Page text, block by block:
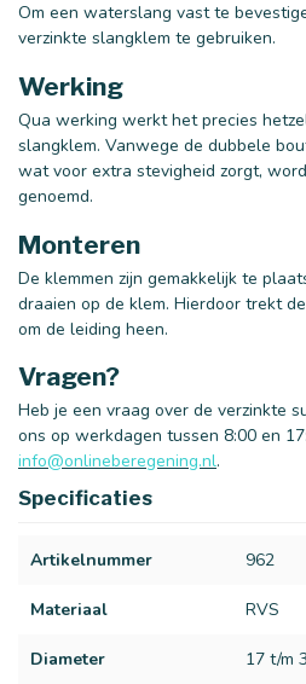
Om een waterslang vast te
verzinkte slangklem te gebruiken.
Werking
Qua werking werkt het precies
slangklem. Vanwege de dubbele
wat voor extra stevigheid zorgt,
genoemd.
Monteren
De klemmen zijn gemakkelijk te
draaien op de klem. Hierdoor trekt
om de leiding heen.
Vragen?
Heb je een vraag over de verzinkte
ons op werkdagen tussen 8:00 en
info@onlineberegening.nl.
Specificaties
Artikelnummer 962
Materiaal RVS
Diameter 17 t/m